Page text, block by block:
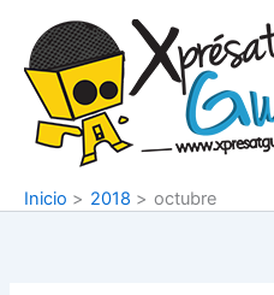
contenido
Inicio 2018 octubre